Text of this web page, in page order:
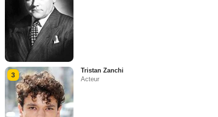
3
Tristan Zanchi
Acteur